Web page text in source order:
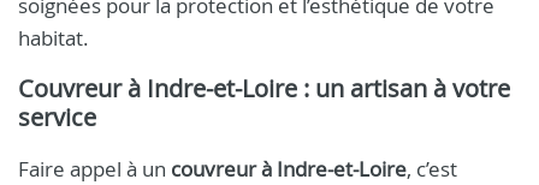
habitat.
Couvreur à Indre-et-Loire : un artisan à votre
service
Faire appel à un couvreur à Indre-et-Loire, c’est